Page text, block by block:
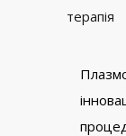
терапія